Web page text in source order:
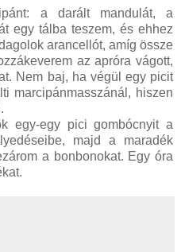
a darált mandulát, a
egy tálba teszem, és ehhez
arancellót, amíg össze
az apróra vágott,
Nem baj, ha végül egy picit
marcipánmasszánál, hiszen
egy-egy pici gombócnyit a
majd a maradék
a bonbonokat. Egy óra